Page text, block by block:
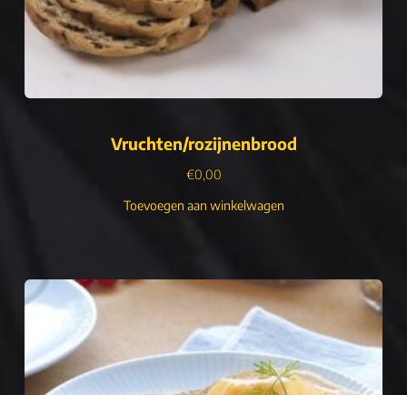
Vruchten/rozijnenbrood
€0,00
Toevoegen aan winkelwagen